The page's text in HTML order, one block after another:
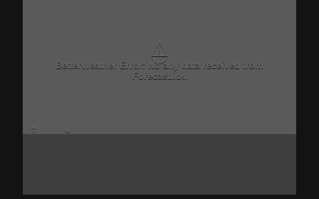
⚠
BetterWeather Error: No any data received from
Forecast.io!.